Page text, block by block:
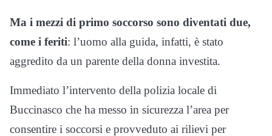
Ma i mezzi di primo soccorso sono diventati due,
come i feriti: l’uomo alla guida, infatti, è stato
aggredito da un parente della donna investita.
Immediato l’intervento della polizia locale di
Buccinasco che ha messo in sicurezza l’area per
consentire i soccorsi e provveduto ai rilievi per